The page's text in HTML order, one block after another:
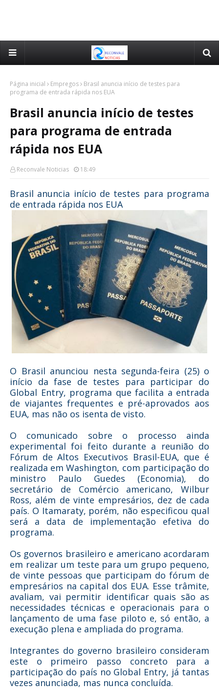
Página inicial Empregos
Brasil anuncia início de testes para
programa de entrada rápida nos EUA
Brasil anuncia início de testes
para programa de entrada
rápida nos EUA
Reconvale Noticias 18:49
Brasil anuncia início de testes para programa
de entrada rápida nos EUA
O Brasil anunciou nesta segunda-feira (25) o
início da fase de testes para participar do
Global Entry, programa que facilita a entrada
de viajantes frequentes e pré-aprovados aos
EUA, mas não os isenta de visto.
O comunicado sobre o processo ainda
experimental foi feito durante a reunião do
Fórum de Altos Executivos Brasil-EUA, que é
realizada em Washington, com participação do
ministro Paulo Guedes (Economia), do
secretário de Comércio americano, Wilbur
Ross, além de vinte empresários, dez de cada
país. O Itamaraty, porém, não especificou qual
será a data de implementação efetiva do
programa.
Os governos brasileiro e americano acordaram
em realizar um teste para um grupo pequeno,
de vinte pessoas que participam do fórum de
empresários na capital dos EUA. Esse trâmite,
avaliam, vai permitir identificar quais são as
necessidades técnicas e operacionais para o
lançamento de uma fase piloto e, só então, a
execução plena e ampliada do programa.
Integrantes do governo brasileiro consideram
este o primeiro passo concreto para a
participação do país no Global Entry, já tantas
vezes anunciada, mas nunca concluída.